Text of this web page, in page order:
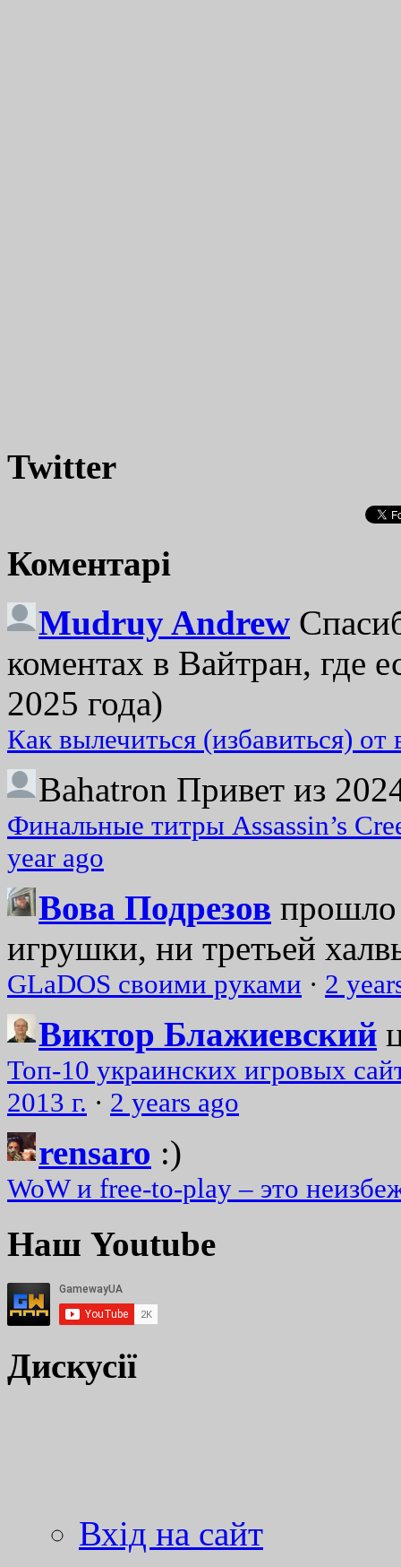
Twitter
Коментарі
Mudruy Andrew
коментах в Вайтран, где
2025 года)
Как вылечиться (избавиться)
Bahatron Привет из
Финальные титры Assassin’s
year ago
Вова Подрезов прошло
игрушки, ни третьей
GLaDOS своими руками · 2
Виктор Блажиевский
Топ-10 украинских игровых
2013 г. · 2 years ago
rensaro :)
WoW и free-to-play – это
Наш Youtube
Дискусії
Вхід на сайт